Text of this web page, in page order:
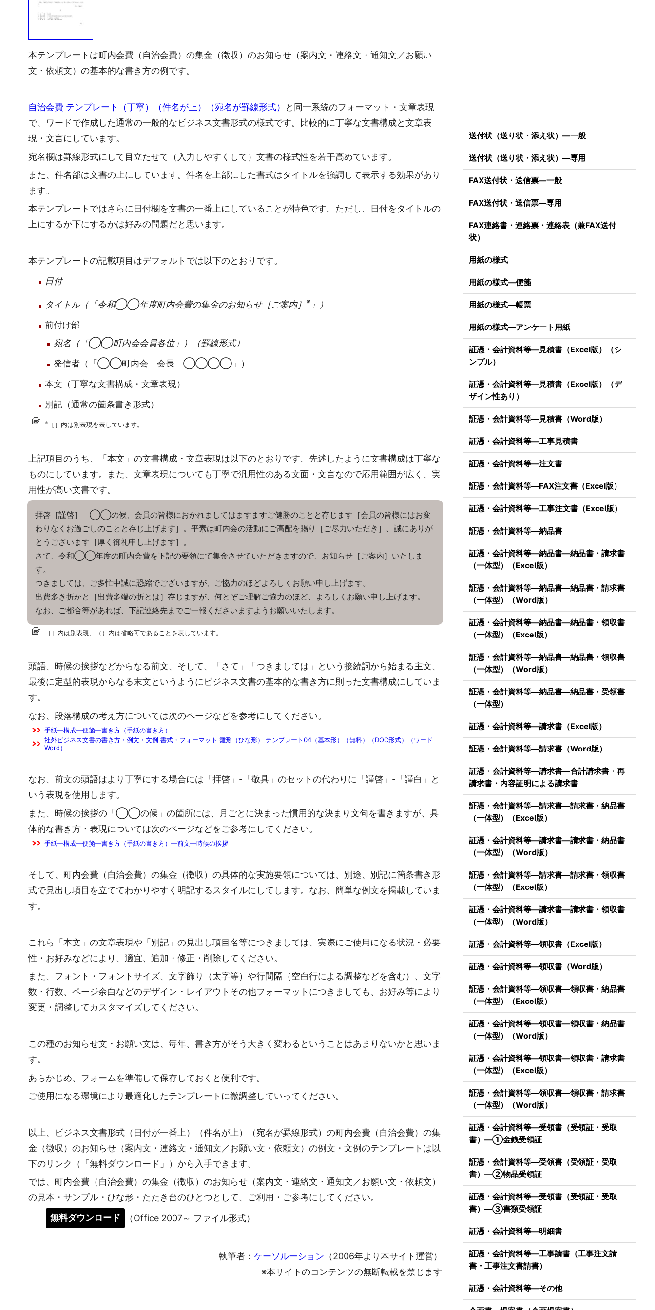
本テンプレートは町内会費（自治会費）の集金（徴収）のお知らせ（案内文・連絡文・通知文／お願い
文・依頼文）の基本的な書き方の例です。
自治会費 テンプレート（丁寧）（件名が上）（宛名が罫線形式）
と同一系統のフォーマット・文章表現
で、ワードで作成した通常の一般的なビジネス文書形式の様式です。比較的に丁寧な文書構成と文章表
現・文言にしています。
宛名欄は罫線形式にして目立たせて（入力しやすくして）文書の様式性を若干高めています。
また、件名部は文書の上にしています。件名を上部にした書式はタイトルを強調して表示する効果があり
ます。
本テンプレートではさらに日付欄を文書の一番上にしていることが特色です。ただし、日付をタイトルの
上にするか下にするかは好みの問題だと思います。
本テンプレートの記載項目はデフォルトでは以下のとおりです。
日付
タイトル（「令和◯◯年度町内会費の集金のお知らせ［ご案内］※」）
前付け部
宛名（「◯◯町内会会員各位」）（罫線形式）
発信者（「◯◯町内会 会長 ◯◯◯◯」）
本文（丁寧な文書構成・文章表現）
別記（通常の箇条書き形式）
※ ［］内は別表現を表しています。
上記項目のうち、「本文」の文書構成・文章表現は以下のとおりです。先述したように文書構成は丁寧な
ものにしています。また、文章表現についても丁寧で汎用性のある文面・文言なので応用範囲が広く、実
用性が高い文書です。
拝啓［謹啓］ ◯◯の候、会員の皆様におかれましてはますますご健勝のことと存じます［会員の皆様にはお変
わりなくお過ごしのことと存じ上げます］。平素は町内会の活動にご高配を賜り［ご尽力いただき］、誠にありが
とうございます［厚く御礼申し上げます］。
さて、令和◯◯年度の町内会費を下記の要領にて集金させていただきますので、お知らせ［ご案内］いたしま
す。
つきましては、ご多忙中誠に恐縮でございますが、ご協力のほどよろしくお願い申し上げます。
出費多き折かと［出費多端の折とは］存じますが、何とぞご理解ご協力のほど、よろしくお願い申し上げます。
なお、ご都合等があれば、下記連絡先までご一報くださいますようお願いいたします。
［］内は別表現、（）内は省略可であることを表しています。
頭語、時候の挨拶などからなる前文、そして、「さて」「つきましては」という接続詞から始まる主文、
最後に定型的表現からなる末文というようにビジネス文書の基本的な書き方に則った文書構成にしていま
す。
なお、段落構成の考え方については次のページなどを参考にしてください。
手紙―構成―便箋―書き方（手紙の書き方）
社外ビジネス文書の書き方・例文・文例 書式・フォーマット 雛形（ひな形） テンプレート04（基本形）（無料）（DOC形式）（ワード
Word）
なお、前文の頭語はより丁寧にする場合には「拝啓」-「敬具」のセットの代わりに「謹啓」-「謹白」と
いう表現を使用します。
また、時候の挨拶の「◯◯の候」の箇所には、月ごとに決まった慣用的な決まり文句を書きますが、具
体的な書き方・表現については次のページなどをご参考にしてください。
手紙―構成―便箋―書き方（手紙の書き方）―前文―時候の挨拶
そして、町内会費（自治会費）の集金（徴収）の具体的な実施要領については、別途、別記に箇条書き形
式で見出し項目を立ててわかりやすく明記するスタイルにしてします。なお、簡単な例文を掲載していま
す。
これら「本文」の文章表現や「別記」の見出し項目名等につきましては、実際にご使用になる状況・必要
性・お好みなどにより、適宜、追加・修正・削除してください。
また、フォント・フォントサイズ、文字飾り（太字等）や行間隔（空白行による調整などを含む）、文字
数・行数、ページ余白などのデザイン・レイアウトその他フォーマットにつきましても、お好み等により
変更・調整してカスタマイズしてください。
この種のお知らせ文・お願い文は、毎年、書き方がそう大きく変わるということはあまりないかと思いま
す。
あらかじめ、フォームを準備して保存しておくと便利です。
ご使用になる環境により最適化したテンプレートに微調整していってください。
以上、ビジネス文書形式（日付が一番上）（件名が上）（宛名が罫線形式）の町内会費（自治会費）の集
金（徴収）のお知らせ（案内文・連絡文・通知文／お願い文・依頼文）の例文・文例のテンプレートは以
下のリンク（「無料ダウンロード」）から入手できます。
では、町内会費（自治会費）の集金（徴収）のお知らせ（案内文・連絡文・通知文／お願い文・依頼文）
の見本・サンプル・ひな形・たたき台のひとつとして、ご利用・ご参考にしてください。
無料ダウンロード
（Office 2007～ ファイル形式）
執筆者： ケーソルーション （2006年より本サイト運営）
※本サイトのコンテンツの無断転載を禁じます
送付状（送り状・添え状）―一般
送付状（送り状・添え状）―専用
FAX送付状・送信票―一般
FAX送付状・送信票―専用
FAX連絡書・連絡票・連絡表（兼FAX送付
状）
用紙の様式
用紙の様式―便箋
用紙の様式―帳票
用紙の様式―アンケート用紙
証憑・会計資料等―見積書（Excel版）（シ
ンプル）
証憑・会計資料等―見積書（Excel版）（デ
ザイン性あり）
証憑・会計資料等―見積書（Word版）
証憑・会計資料等―工事見積書
証憑・会計資料等―注文書
証憑・会計資料等―FAX注文書（Excel版）
証憑・会計資料等―工事注文書（Excel版）
証憑・会計資料等―納品書
証憑・会計資料等―納品書―納品書・請求書
（一体型）（Excel版）
証憑・会計資料等―納品書―納品書・請求書
（一体型）（Word版）
証憑・会計資料等―納品書―納品書・領収書
（一体型）（Excel版）
証憑・会計資料等―納品書―納品書・領収書
（一体型）（Word版）
証憑・会計資料等―納品書―納品書・受領書
（一体型）
証憑・会計資料等―請求書（Excel版）
証憑・会計資料等―請求書（Word版）
証憑・会計資料等―請求書―合計請求書・再
請求書・内容証明による請求書
証憑・会計資料等―請求書―請求書・納品書
（一体型）（Excel版）
証憑・会計資料等―請求書―請求書・納品書
（一体型）（Word版）
証憑・会計資料等―請求書―請求書・領収書
（一体型）（Excel版）
証憑・会計資料等―請求書―請求書・領収書
（一体型）（Word版）
証憑・会計資料等―領収書（Excel版）
証憑・会計資料等―領収書（Word版）
証憑・会計資料等―領収書―領収書・納品書
（一体型）（Excel版）
証憑・会計資料等―領収書―領収書・納品書
（一体型）（Word版）
証憑・会計資料等―領収書―領収書・請求書
（一体型）（Excel版）
証憑・会計資料等―領収書―領収書・請求書
（一体型）（Word版）
証憑・会計資料等―受領書（受領証・受取
書）―①金銭受領証
証憑・会計資料等―受領書（受領証・受取
書）―②物品受領証
証憑・会計資料等―受領書（受領証・受取
書）―③書類受領証
証憑・会計資料等―明細書
証憑・会計資料等―工事請書（工事注文請
書・工事注文書請書）
証憑・会計資料等―その他